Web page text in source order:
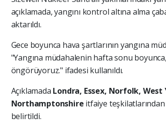
açıklamada, yangını kontrol altına alma
aktarıldı.
Gece boyunca hava şartlarının yangına
"Yangına müdahalenin hafta sonu
öngörüyoruz." ifadesi kullanıldı.
Açıklamada Londra, Essex, Norfolk, West
Northamptonshire itfaiye
belirtildi.